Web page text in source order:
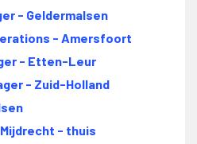
- Geldermalsen
- Amersfoort
- Etten-Leur
- Zuid-Holland
Mijdrecht - thuis